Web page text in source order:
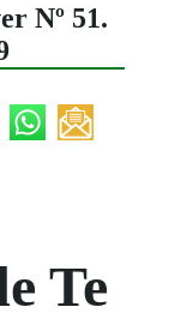
Nº 51.
Te